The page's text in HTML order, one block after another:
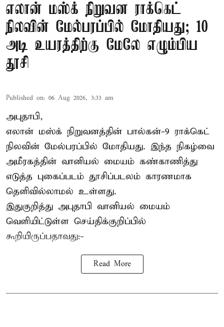
எலான் மஸ்க் நிறுவன ராக்கெட்
நிலவின் மேல்பரப்பில் மோதியது; 10
அடி உயரத்திற்கு மேலே எழும்பிய
தூசி
Published on: 06 Aug 2026, 3:33 am
அபுதாபி,
எலான் மஸ்க் நிறுவனத்தின் பால்கன்-9 ராக்கெட்
நிலவின் மேல்பரப்பில் மோதியது. இந்த நிகழ்வை
அமீரகத்தின் வானியல் மையம் கண்காணித்து
எடுத்த புகைப்படம் தூசிப்படலம் காரணமாக
தெளிவில்லாமல் உள்ளது.
இதுகுறித்து அபுதாபி வானியல் மையம்
வெளியிட்டுள்ள செய்திக்குறிப்பில்
கூறியிருப்பதாவது:-
Read More